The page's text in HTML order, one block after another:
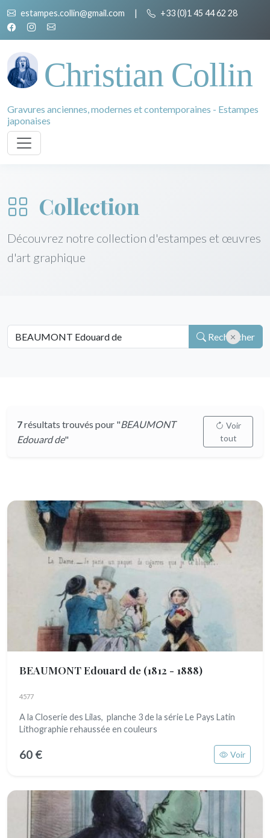
estampes.collin@gmail.com | +33 (0)1 45 44 62 28
Christian Collin
Gravures anciennes, modernes et contemporaines - Estampes
japonaises
Collection
Découvrez notre collection d'estampes et œuvres
d'art graphique
Rechercher
7résultats trouvés pour "BEAUMONT
Edouard de"
Voir
tout
BEAUMONT Edouard de (1812 - 1888)
4577
A la Closerie des Lilas, planche 3 de la série Le Pays Latin
Lithographie rehaussée en couleurs
60 € Voir